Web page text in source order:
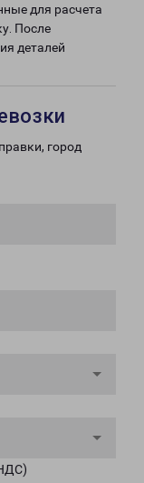
для расчета
После
деталей
город